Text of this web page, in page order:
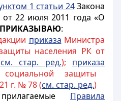
1 статьи 24Закона
от 22 июля 2011 года «О
ПРИКАЗЫВАЮ:
приказа Министра
населения РК от
см. стар. ред.); приказа
защиты
г. № 78 (см. стар. ред.)
Правила